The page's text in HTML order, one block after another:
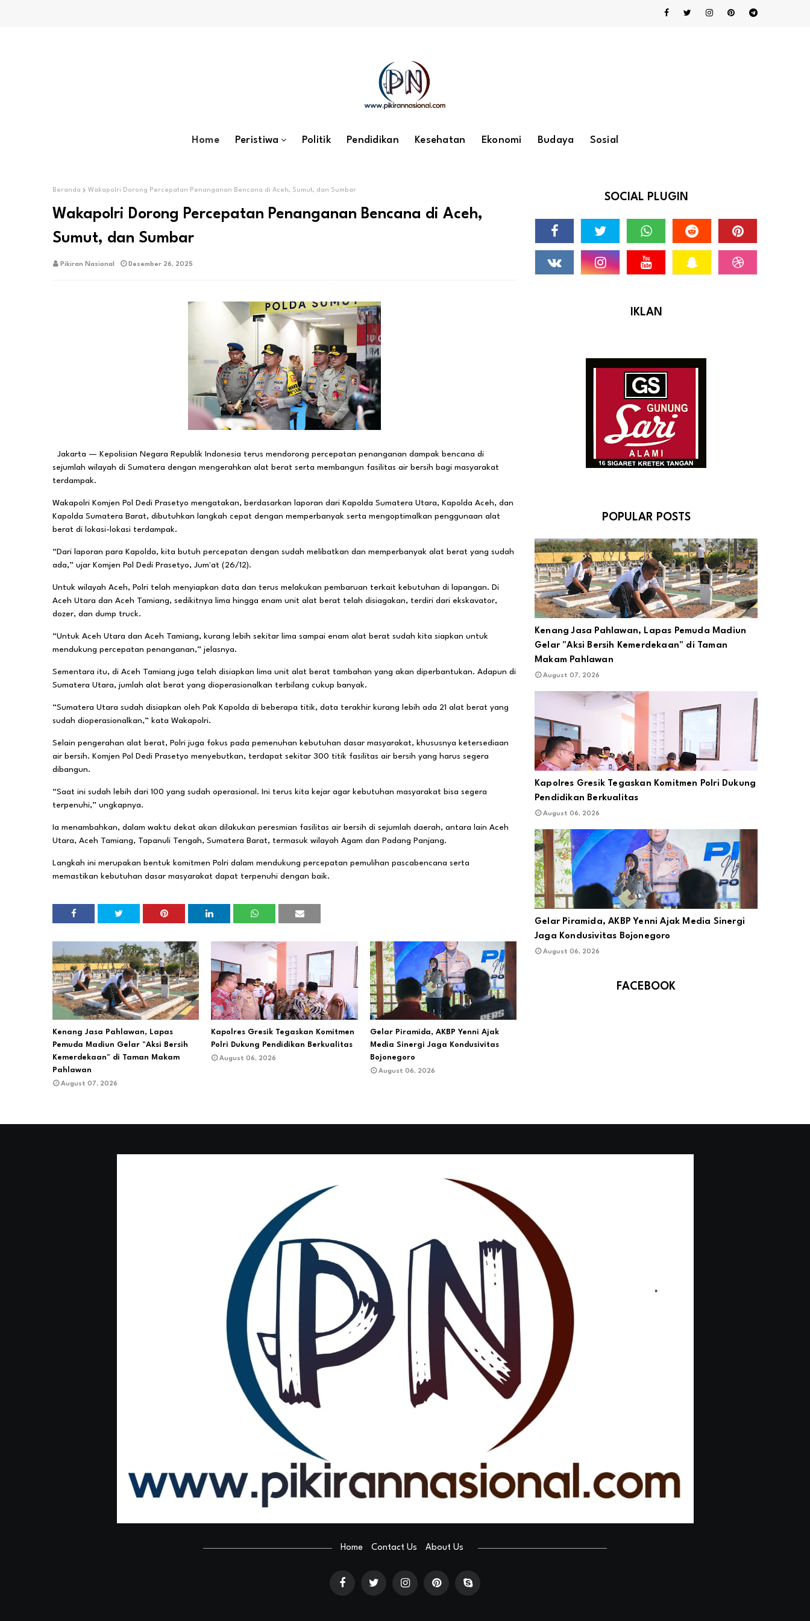
Home Peristiwa Politik Pendidikan Kesehatan Ekonomi Budaya Sosial
Beranda Wakapolri Dorong Percepatan Penanganan Bencana di Aceh, Sumut, dan Sumbar
Wakapolri Dorong Percepatan Penanganan Bencana di Aceh,
Sumut, dan Sumbar
Pikiran Nasional Desember 26, 2025
Jakarta — Kepolisian Negara Republik Indonesia terus mendorong percepatan penanganan dampak bencana di
sejumlah wilayah di Sumatera dengan mengerahkan alat berat serta membangun fasilitas air bersih bagi masyarakat
terdampak.
Wakapolri Komjen Pol Dedi Prasetyo mengatakan, berdasarkan laporan dari Kapolda Sumatera Utara, Kapolda Aceh, dan
Kapolda Sumatera Barat, dibutuhkan langkah cepat dengan memperbanyak serta mengoptimalkan penggunaan alat
berat di lokasi-lokasi terdampak.
“Dari laporan para Kapolda, kita butuh percepatan dengan sudah melibatkan dan memperbanyak alat berat yang sudah
ada,” ujar Komjen Pol Dedi Prasetyo, Jum'at (26/12).
Untuk wilayah Aceh, Polri telah menyiapkan data dan terus melakukan pembaruan terkait kebutuhan di lapangan. Di
Aceh Utara dan Aceh Tamiang, sedikitnya lima hingga enam unit alat berat telah disiagakan, terdiri dari ekskavator,
dozer, dan dump truck.
“Untuk Aceh Utara dan Aceh Tamiang, kurang lebih sekitar lima sampai enam alat berat sudah kita siapkan untuk
mendukung percepatan penanganan,” jelasnya.
Sementara itu, di Aceh Tamiang juga telah disiapkan lima unit alat berat tambahan yang akan diperbantukan. Adapun di
Sumatera Utara, jumlah alat berat yang dioperasionalkan terbilang cukup banyak.
“Sumatera Utara sudah disiapkan oleh Pak Kapolda di beberapa titik, data terakhir kurang lebih ada 21 alat berat yang
sudah dioperasionalkan,” kata Wakapolri.
Selain pengerahan alat berat, Polri juga fokus pada pemenuhan kebutuhan dasar masyarakat, khususnya ketersediaan
air bersih. Komjen Pol Dedi Prasetyo menyebutkan, terdapat sekitar 300 titik fasilitas air bersih yang harus segera
dibangun.
“Saat ini sudah lebih dari 100 yang sudah operasional. Ini terus kita kejar agar kebutuhan masyarakat bisa segera
terpenuhi,” ungkapnya.
Ia menambahkan, dalam waktu dekat akan dilakukan peresmian fasilitas air bersih di sejumlah daerah, antara lain Aceh
Utara, Aceh Tamiang, Tapanuli Tengah, Sumatera Barat, termasuk wilayah Agam dan Padang Panjang.
Langkah ini merupakan bentuk komitmen Polri dalam mendukung percepatan pemulihan pascabencana serta
memastikan kebutuhan dasar masyarakat dapat terpenuhi dengan baik.
Kenang Jasa Pahlawan, Lapas
Pemuda Madiun Gelar "Aksi Bersih
Kemerdekaan" di Taman Makam
Pahlawan
August 07, 2026
Kapolres Gresik Tegaskan Komitmen
Polri Dukung Pendidikan Berkualitas
August 06, 2026
Gelar Piramida, AKBP Yenni Ajak
Media Sinergi Jaga Kondusivitas
Bojonegoro
August 06, 2026
SOCIAL PLUGIN
IKLAN
POPULAR POSTS
Kenang Jasa Pahlawan, Lapas Pemuda Madiun
Gelar "Aksi Bersih Kemerdekaan" di Taman
Makam Pahlawan
August 07, 2026
Kapolres Gresik Tegaskan Komitmen Polri Dukung
Pendidikan Berkualitas
August 06, 2026
Gelar Piramida, AKBP Yenni Ajak Media Sinergi
Jaga Kondusivitas Bojonegoro
August 06, 2026
FACEBOOK
Home Contact Us About Us